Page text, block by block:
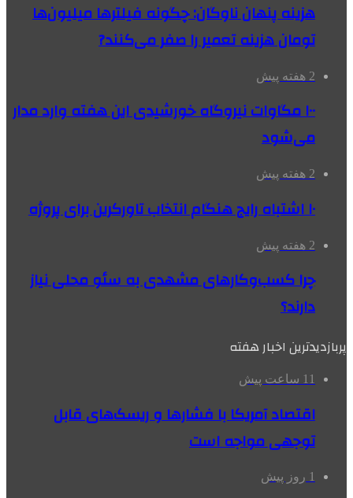
هزینه پنهان ناوگان: چگونه فیلترها میلیون‌ها
تومان هزینه تعمیر را صفر می‌کنند?
2 هفته پیش
۱۰۰ مگاوات نیروگاه‌ خورشیدی این هفته وارد مدار
می‌شود
2 هفته پیش
۱۰ اشتباه رایج هنگام انتخاب تاورکرین برای پروژه
2 هفته پیش
چرا کسب‌وکارهای مشهدی به سئو محلی نیاز
دارند؟
پربازدیدترین اخبار هفته
11 ساعت پیش
اقتصاد آمریکا با فشارها و ریسک‌های قابل
توجهی مواجه است
1 روز پیش